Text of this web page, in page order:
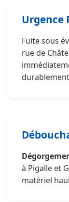
Urgence
Fuite sous
rue de
à Pigalle et
matériel